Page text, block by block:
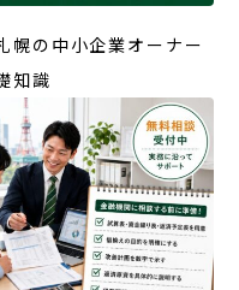
幌の中小企業オーナー
知識